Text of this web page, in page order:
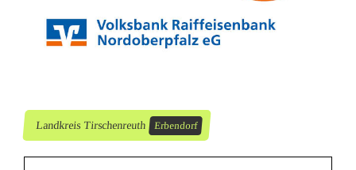
i
m
Landkreis Tirschenreuth Erbendorf